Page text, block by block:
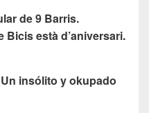
de 9 Barris.
Bicis està d’aniversari.
insólito y okupado